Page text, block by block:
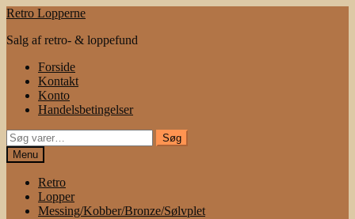
Spring
navigation
Spring
indhold
Retro Lopperne
Salg af retro- & loppefund
Forside
Kontakt
Konto
Handelsbetingelser
Søg
efter:
Søg
Menu
Retro
Lopper
Messing/Kobber/Bronze/Sølvplet